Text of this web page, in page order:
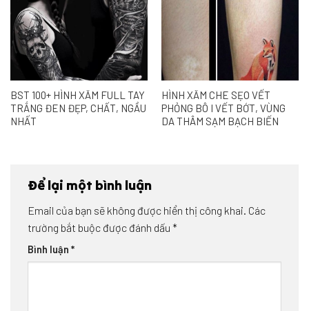
BST 100+ HÌNH XĂM FULL TAY
TRẮNG ĐEN ĐẸP, CHẤT, NGẦU
NHẤT
HÌNH XĂM CHE SẸO VẾT
PHỎNG BÔ I VẾT BỚT, VÙNG
DA THÂM SẠM BẠCH BIẾN
Để lại một bình luận
Email của bạn sẽ không được hiển thị công khai. Các
trường bắt buộc được đánh dấu *
Bình luận *